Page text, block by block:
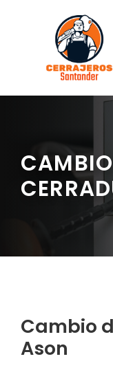
contenido
Cambio
Ason